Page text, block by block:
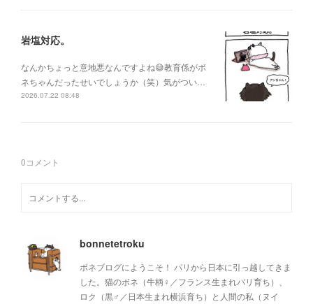
岩塩対応。
なんかちょっと意地悪なんですよね😅教育係がボ
ネちゃんだったせいでしょうか（笑）気がつい…
2026.07.22 08:48
0コメント
bonnetetroku
ボネブログにようこそ！ パリから日本に引っ越してきま
した。猫のボネ（牛柄♀／フランス生まれパリ育ち）、
ロク（黒♂／日本生まれ横浜育ち）と人間の私（ヌイ